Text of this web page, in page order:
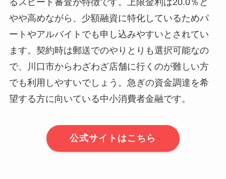
やや高めながら、少額融資に特化しているためパ
ートやアルバイトでも申し込みやすいとされてい
ます。契約時は郵送でのやりとりも選択可能なの
で、川口市からわざわざ店舗に行くのが難しい方
でも利用しやすいでしょう。急ぎの資金調達を希
望する方に向いている中小消費者金融です。
公式サイトはこちら